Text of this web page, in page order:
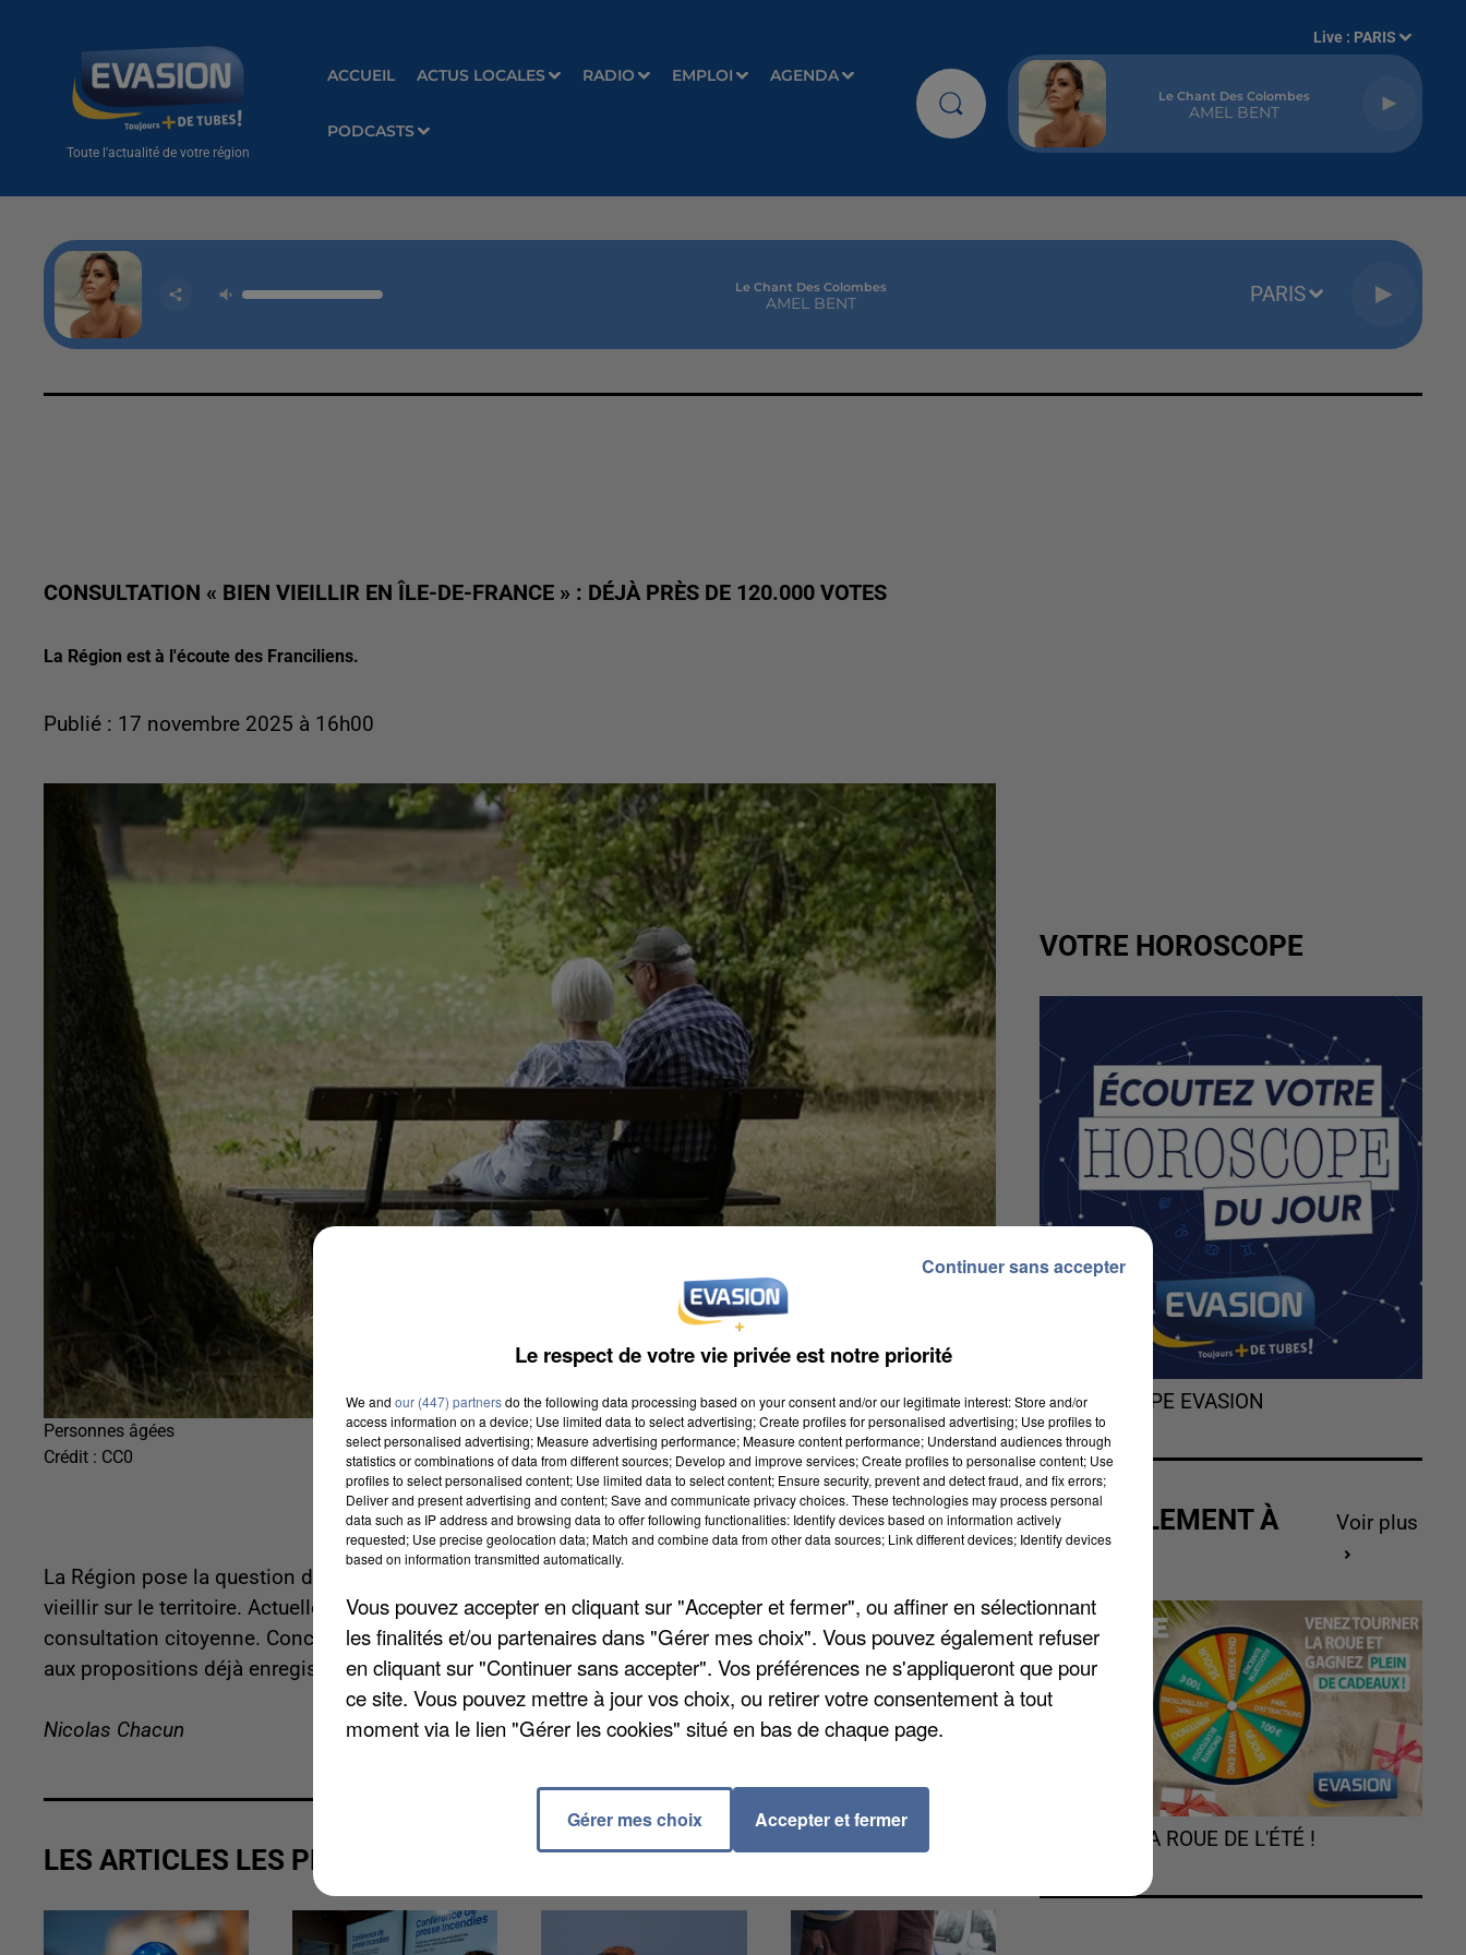
Toute l'actualité de votre région
ACCUEIL ACTUS LOCALES RADIO EMPLOI AGENDA
PODCASTS
Live : PARIS
Le Chant Des Colombes
AMEL BENT
Le Chant Des Colombes
AMEL BENT PARIS
CONSULTATION « BIEN VIEILLIR EN ÎLE-DE-FRANCE » : DÉJÀ PRÈS DE 120.000 VOTES
La Région est à l'écoute des Franciliens.
Publié : 17 novembre 2025 à 16h00
Personnes âgées
Crédit : CC0
La Région pose la question dès maintenant aux Franciliens : comment permettre à chacun de bien
vieillir sur le territoire. Actuellement, le conseil régional recense plus de 118.400 votes à sa
consultation citoyenne. Concrètement les habitants peuvent soumettre leurs idées, mais aussi réagir
aux propositions déjà enregistrées. Il reste moins d'un mois pour participer en cliquant surmake.org.
Nicolas Chacun
LES ARTICLES LES PLUS VUS
VOTRE HOROSCOPE
L'HOROSCOPE EVASION
ACTUELLEMENT À
GAGNER
Voir plus
TOURNEZ LA ROUE DE L'ÉTÉ !
Le respect de votre vie privée est notre priorité
We and our (447) partnersdo the following data processing based on your consent and/or our legitimate interest: Store and/or
access information on a device; Use limited data to select advertising; Create profiles for personalised advertising; Use profiles to
select personalised advertising; Measure advertising performance; Measure content performance; Understand audiences through
statistics or combinations of data from different sources; Develop and improve services; Create profiles to personalise content; Use
profiles to select personalised content; Use limited data to select content; Ensure security, prevent and detect fraud, and fix errors;
Deliver and present advertising and content; Save and communicate privacy choices. These technologies may process personal
data such as IP address and browsing data to offer following functionalities: Identify devices based on information actively
requested; Use precise geolocation data; Match and combine data from other data sources; Link different devices; Identify devices
based on information transmitted automatically.
Vous pouvez accepter en cliquant sur "Accepter et fermer", ou affiner en sélectionnant
les finalités et/ou partenaires dans "Gérer mes choix". Vous pouvez également refuser
en cliquant sur "Continuer sans accepter". Vos préférences ne s'appliqueront que pour
ce site. Vous pouvez mettre à jour vos choix, ou retirer votre consentement à tout
moment via le lien "Gérer les cookies" situé en bas de chaque page.
Gérer mes choix Accepter et fermer
Continuer sans accepter